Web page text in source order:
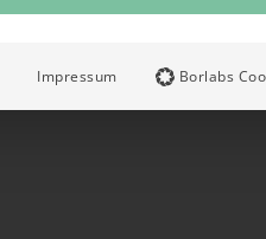
Impressum Borlabs